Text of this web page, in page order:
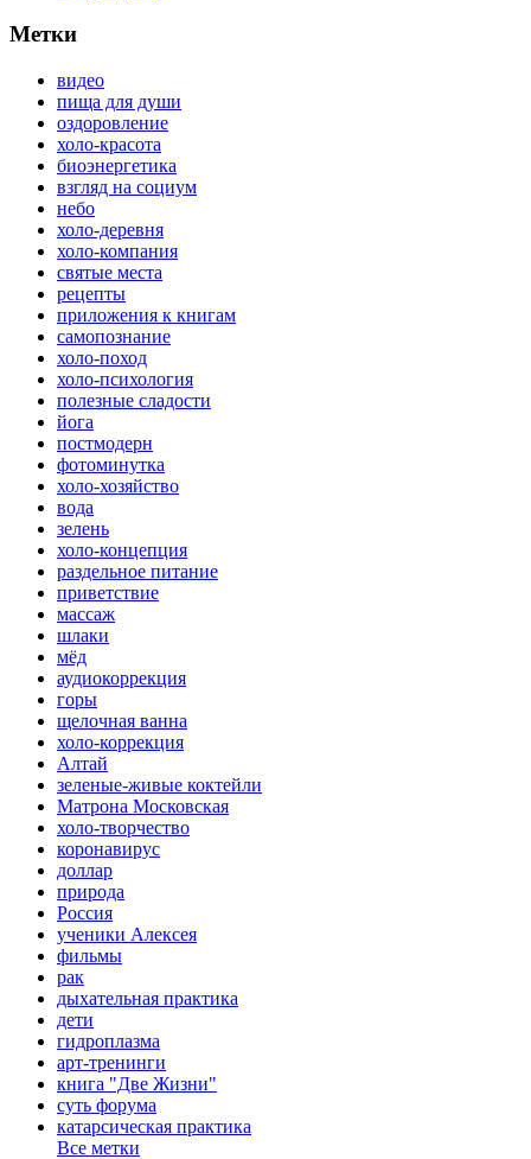
Метки
видео
пища для души
оздоровление
холо-красота
биоэнергетика
взгляд на социум
небо
холо-деревня
холо-компания
святые места
рецепты
приложения к книгам
самопознание
холо-поход
холо-психология
полезные сладости
йога
постмодерн
фотоминутка
холо-хозяйство
вода
зелень
холо-концепция
раздельное питание
приветствие
массаж
шлаки
мёд
аудиокоррекция
горы
щелочная ванна
холо-коррекция
Алтай
зеленые-живые коктейли
Матрона Московская
холо-творчество
коронавирус
доллар
природа
Россия
ученики Алексея
фильмы
рак
дыхательная практика
дети
гидроплазма
арт-тренинги
книга "Две Жизни"
суть форума
катарсическая практика
Все метки